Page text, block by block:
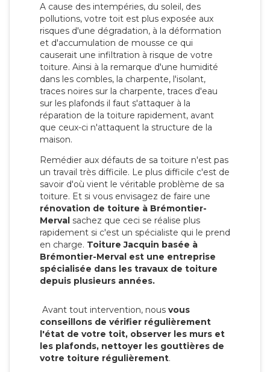
A cause des intempéries, du soleil, des
pollutions, votre toit est plus exposée aux
risques d'une dégradation, à la déformation
et d'accumulation de mousse ce qui
causerait une infiltration à risque de votre
toiture. Ainsi à la remarque d'une humidité
dans les combles, la charpente, l'isolant,
traces noires sur la charpente, traces d'eau
sur les plafonds il faut s'attaquer à la
réparation de la toiture rapidement, avant
que ceux-ci n'attaquent la structure de la
maison.
Remédier aux défauts de sa toiture n'est pas
un travail très difficile. Le plus difficile c'est de
savoir d'où vient le véritable problème de sa
toiture. Et si vous envisagez de faire une
rénovation de toiture à Brémontier-
Merval sachez que ceci se réalise plus
rapidement si c'est un spécialiste qui le prend
en charge. Toiture Jacquin basée à
Brémontier-Merval est une entreprise
spécialisée dans les travaux de toiture
depuis plusieurs années.
Avant tout intervention, nous vous
conseillons de vérifier régulièrement
l'état de votre toit, observer les murs et
les plafonds, nettoyer les gouttières de
votre toiture régulièrement.